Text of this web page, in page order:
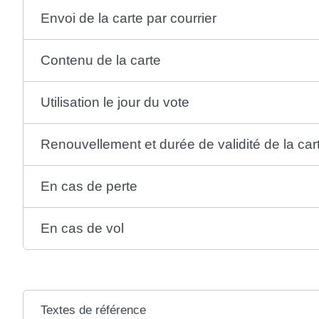
Envoi de la carte par courrier
Contenu de la carte
Utilisation le jour du vote
Renouvellement et durée de validité de la
En cas de perte
En cas de vol
Textes de référence